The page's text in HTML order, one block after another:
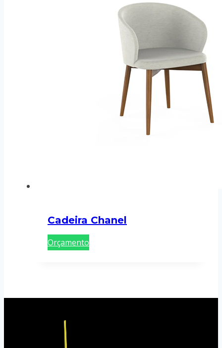
Cadeira Chanel
Orçamento